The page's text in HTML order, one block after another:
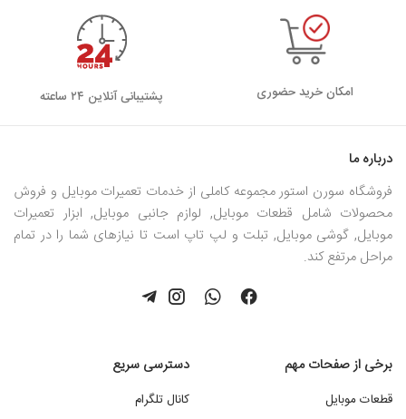
امکان خرید حضوری پشتیبانی آنلاین ۲۴ ساعته
درباره ما
فروشگاه سورن استور مجموعه کاملی از خدمات تعمیرات موبایل و فروش
محصولات شامل قطعات موبایل, لوازم جانبی موبایل, ابزار تعمیرات
موبایل, گوشی موبایل, تبلت و لپ تاپ است تا نیازهای شما را در تمام
مراحل مرتفع کند.
برخی از صفحات مهم
قطعات موبایل
دسترسی سریع
کانال تلگرام